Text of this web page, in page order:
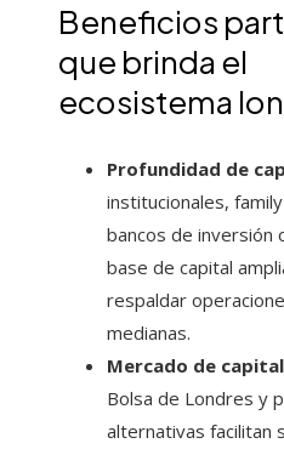
Beneficios
que brinda el
ecosistema
Profundidad de
institucionales,
bancos de inversión
base de capital
respaldar
medianas.
Mercado de
Bolsa de Londres y
alternativas facilitan